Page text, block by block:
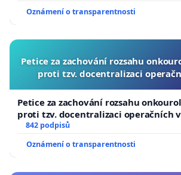
Oznámení o transparentnosti
Petice za zachování rozsahu
proti tzv. docentralizaci
Petice za zachování rozsahu
proti tzv. docentralizaci operačních
842 podpisů
Oznámení o transparentnosti